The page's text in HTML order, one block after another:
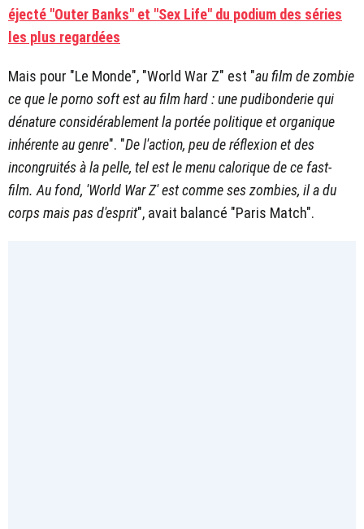
éjecté "Outer Banks" et "Sex Life" du podium des séries
les plus regardées
Mais pour "Le Monde", "World War Z" est "au film de zombie
ce que le porno soft est au film hard : une pudibonderie qui
dénature considérablement la portée politique et organique
inhérente au genre". "De l'action, peu de réflexion et des
incongruités à la pelle, tel est le menu calorique de ce fast-
film. Au fond, 'World War Z' est comme ses zombies, il a du
corps mais pas d'esprit", avait balancé "Paris Match".